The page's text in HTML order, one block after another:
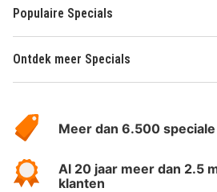
Populaire Specials
Ontdek meer Specials
HotelSpecials
Meer dan 6.500
Al 20 jaar meer dan 2.5
klanten